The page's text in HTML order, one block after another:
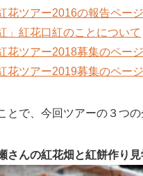
花ツアー2016の報告ページ
」紅花口紅のことについて
花ツアー2018募集のページ
花ツアー2019募集のページ
とで、今回ツアーの３つの
さんの紅花畑と紅餅作り